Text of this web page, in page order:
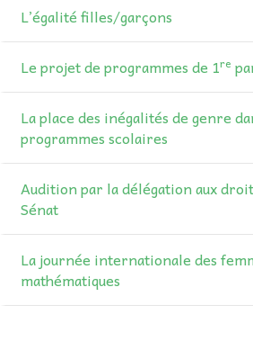
L’égalité filles/garçons
Le projet de programmes de 1re
La place des inégalités de genre
programmes scolaires
Audition par la délégation aux
Sénat
La journée internationale des
mathématiques